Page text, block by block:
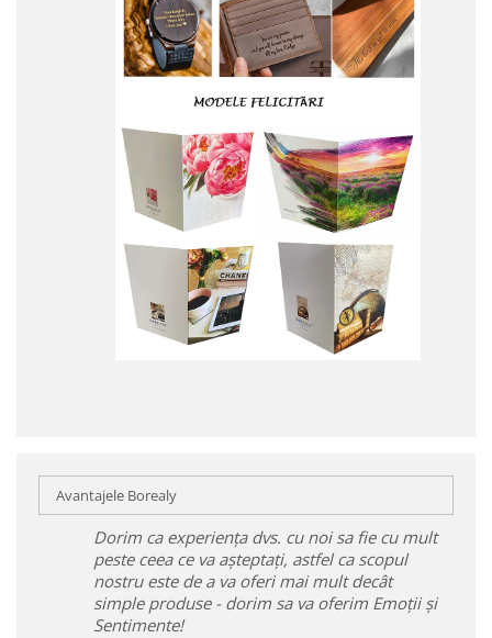
Avantajele Borealy
Dorim ca experiența dvs. cu noi sa fie cu mult
peste ceea ce va așteptați, astfel ca scopul
nostru este de a va oferi mai mult decât
simple produse - dorim sa va oferim Emoții și
Sentimente!